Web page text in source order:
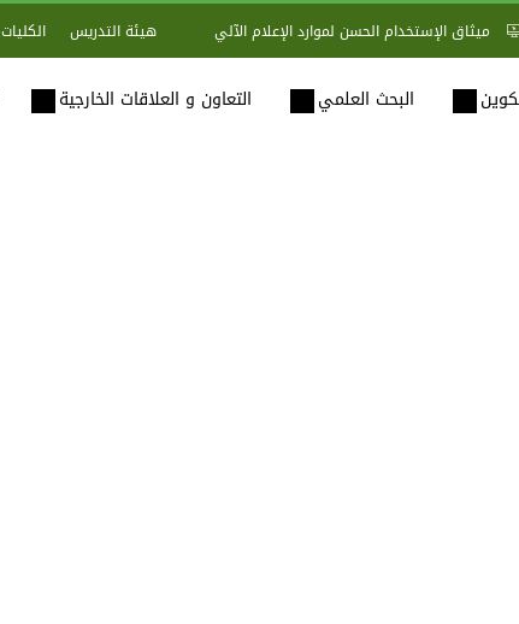
ميثاق الإستخدام الحسن لموارد الإعلام الآلي هيئة التدريس الكليات
البحث العلمي التعاون و العلاقات الخارجية